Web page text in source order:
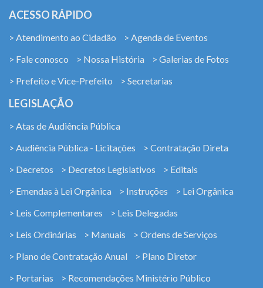
ACESSO RÁPIDO
> Atendimento ao Cidadão
> Agenda de Eventos
> Fale conosco
> Nossa História
> Galerias de Fotos
> Prefeito e Vice-Prefeito
> Secretarias
LEGISLAÇÃO
> Atas de Audiência Pública
> Audiência Pública - Licitações
> Contratação Direta
> Decretos
> Decretos Legislativos
> Editais
> Emendas à Lei Orgânica
> Instruções
> Lei Orgânica
> Leis Complementares
> Leis Delegadas
> Leis Ordinárias
> Manuais
> Ordens de Serviços
> Plano de Contratação Anual
> Plano Diretor
> Portarias
> Recomendações Ministério Público